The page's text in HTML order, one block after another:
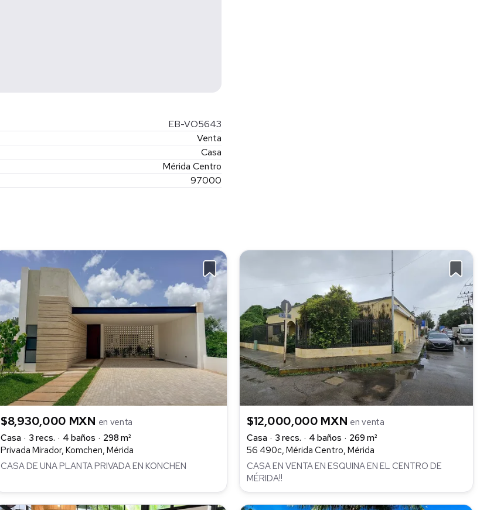
EB-VO5643
Venta
Casa
Mérida Centro
97000
$8,930,000 MXN en venta
Casa
3 recs. 4 baños
298 m²
Privada Mirador, Komchen, Mérida
CASA DE UNA PLANTA PRIVADA EN KONCHEN
$12,000,000 MXN en venta
Casa
3 recs. 4 baños
269 m²
56 490c, Mérida Centro, Mérida
CASA EN VENTA EN ESQUINA EN EL CENTRO DE
MÉRIDA!!